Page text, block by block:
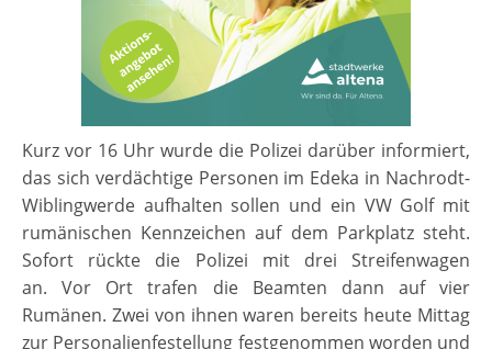
Kurz vor 16 Uhr wurde die Polizei darüber informiert,
das sich verdächtige Personen im Edeka in Nachrodt-
Wiblingwerde aufhalten sollen und ein VW Golf mit
rumänischen Kennzeichen auf dem Parkplatz steht.
Sofort rückte die Polizei mit drei Streifenwagen
an. Vor Ort trafen die Beamten dann auf vier
Rumänen. Zwei von ihnen waren bereits heute Mittag
zur Personalienfestellung festgenommen worden und